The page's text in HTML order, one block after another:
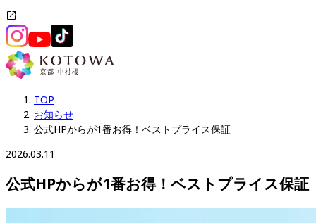
TOP
お知らせ
公式HPからが1番お得​​​​​​​！ベストプライス保証
2026.03.11
公式HPからが1番お得​​​​​​​！ベストプライス保証